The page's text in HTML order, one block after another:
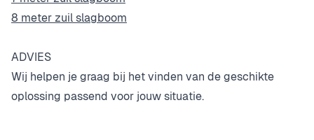
8 meter zuil slagboom
ADVIES
Wij helpen je graag bij het vinden van de geschikte
oplossing passend voor jouw situatie.